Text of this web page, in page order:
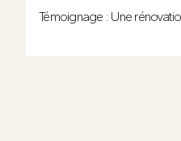
Témoignage : Une